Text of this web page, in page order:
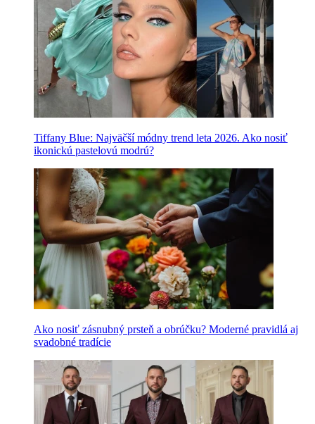
Tiffany Blue: Najväčší módny trend leta 2026. Ako nosiť
ikonickú pastelovú modrú?
Ako nosiť zásnubný prsteň a obrúčku? Moderné pravidlá aj
svadobné tradície